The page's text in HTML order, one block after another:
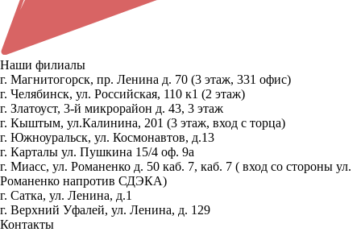
Наши филиалы
г. Магнитогорск, пр. Ленина д. 70 (3 этаж, 331 офис)
г. Челябинск, ул. Российская, 110 к1 (2 этаж)
г. Златоуст, 3-й микрорайон д. 43, 3 этаж
г. Кыштым, ул.Калинина, 201 (3 этаж, вход с торца)
г. Южноуральск, ул. Космонавтов, д.13
г. Карталы ул. Пушкина 15/4 оф. 9а
г. Миасс, ул. Романенко д. 50 каб. 7, каб. 7 ( вход со стороны ул.
Романенко напротив СДЭКА)
г. Сатка, ул. Ленина, д.1
г. Верхний Уфалей, ул. Ленина, д. 129
Контакты